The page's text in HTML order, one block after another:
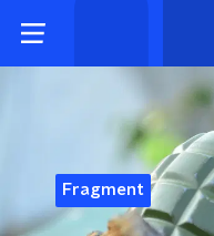
Fragment